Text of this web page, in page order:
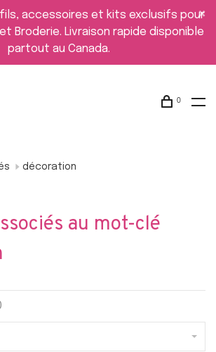
accessoires et kits exclusifs pour
Broderie. Livraison rapide disponible
partout au Canada.
0
décoration
au mot-clé